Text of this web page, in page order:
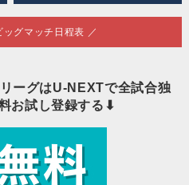
ッグマッチ日程表 ／
ーグはU-NEXTで全試合独
お試し登録する⬇︎